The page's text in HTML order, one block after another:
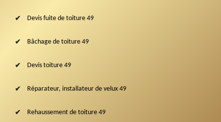
Devis fuite de toiture 49
Bâchage de toiture 49
Devis toiture 49
Réparateur, installateur de velux 49
Rehaussement de toiture 49